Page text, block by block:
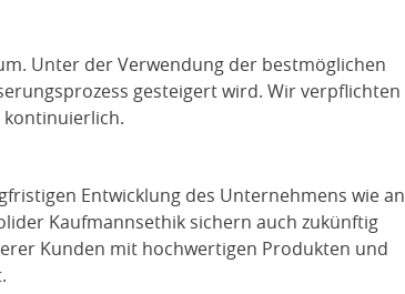
Unter der Verwendung der bestmöglichen
gesteigert wird. Wir verpflichten
kontinuierlich.
Entwicklung des Unternehmens wie an
Kaufmannsethik sichern auch zukünftig
Kunden mit hochwertigen Produkten und